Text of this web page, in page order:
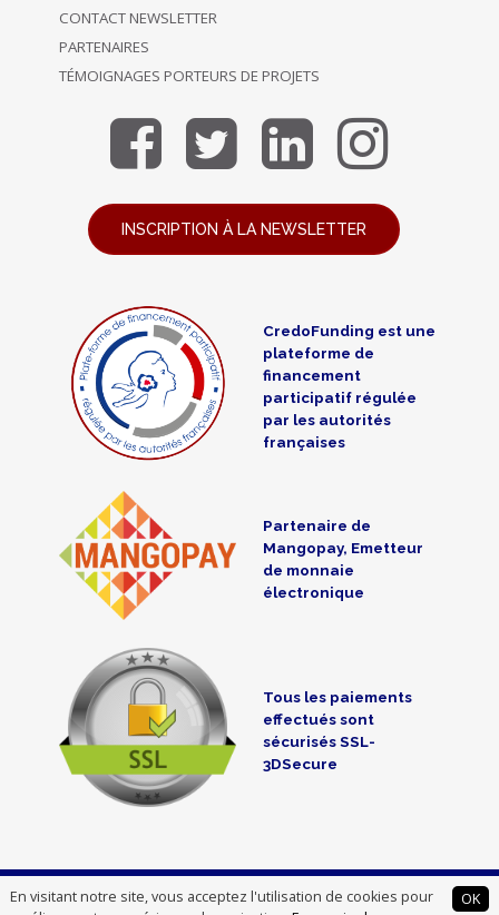
En visitant notre site, vous acceptez l'utilisation de cookies pour
OK
CONTACT NEWSLETTER
PARTENAIRES
TÉMOIGNAGES PORTEURS DE PROJETS
INSCRIPTION À LA NEWSLETTER
CredoFunding est une
plateforme de
financement
participatif régulée
par les autorités
françaises
Partenaire de
Mangopay, Emetteur
de monnaie
électronique
Tous les paiements
effectués sont
sécurisés SSL-
3DSecure
CredoFunding is a crowdfunding intermediate registered at the